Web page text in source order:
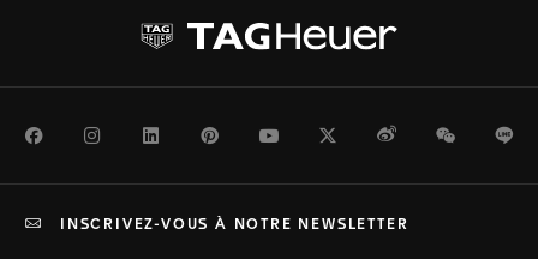
FacebookInstagramLinkedInPinterestYoutubeTwitterWeiboWeChat
INSCRIVEZ-VOUS À NOTRE NEWSLETTER